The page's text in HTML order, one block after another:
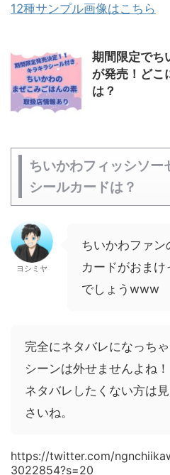
12種サンプル画像はこちら
期間限定でち
が発売！どこ
は？
ちいかわフィッシソ
シールカードは？
ヨシミヤ
ちいかわファ
カードがおま
でしょうwww
完全にネタバレになっち
シーンは外せませんよね！
ネタバレしたくない方は
さいね。
https://twitter.com/
3022854?s=20